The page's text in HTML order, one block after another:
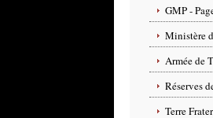
GMP -
Ministère
Armée de
Réserves
Terre